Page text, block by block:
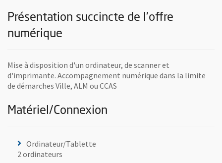
Présentation succincte de l'offre
numérique
Mise à disposition d'un ordinateur, de scanner et
d'imprimante. Accompagnement numérique dans la limite
de démarches Ville, ALM ou CCAS
Matériel/Connexion
Ordinateur/Tablette
2 ordinateurs